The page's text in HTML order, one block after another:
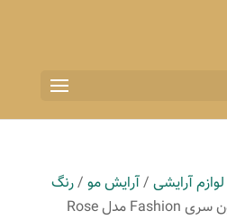
لوازم آرایشی/آرایش مو/رنگ
/ رنگ موی ریتون سری Fashion مدل Rose